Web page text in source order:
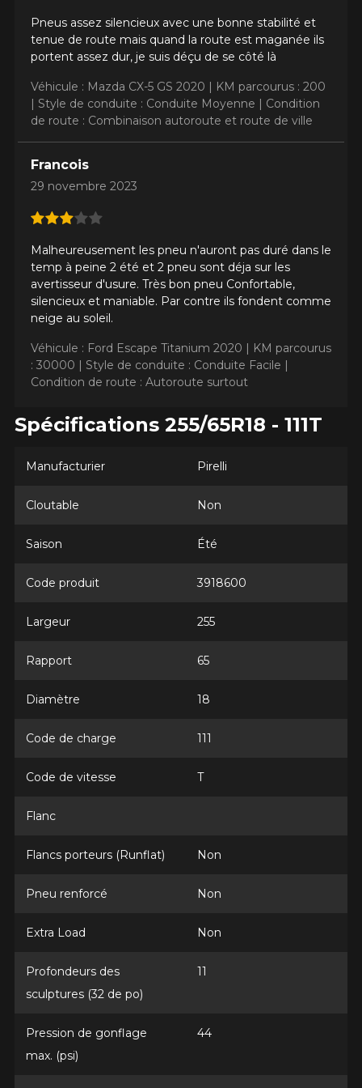
Pneus assez silencieux avec une bonne stabilité et
tenue de route mais quand la route est maganée ils
portent assez dur, je suis déçu de se côté là
Véhicule : Mazda CX-5 GS 2020 | KM parcourus : 200
| Style de conduite : Conduite Moyenne | Condition
de route : Combinaison autoroute et route de ville
Francois
29 novembre 2023
Malheureusement les pneu n'auront pas duré dans le
temp à peine 2 été et 2 pneu sont déja sur les
avertisseur d'usure. Très bon pneu Confortable,
silencieux et maniable. Par contre ils fondent comme
neige au soleil.
Véhicule : Ford Escape Titanium 2020 |
KM parcourus
: 30000 | Style de conduite : Conduite Facile |
Condition de route : Autoroute surtout
Spécifications 255/65R18 - 111T
Manufacturier Pirelli
Cloutable Non
Saison Été
Code produit 3918600
Largeur 255
Rapport 65
Diamètre 18
Code de charge 111
Code de vitesse T
Flanc
Flancs porteurs (Runflat) Non
Pneu renforcé Non
Extra Load Non
Profondeurs des
sculptures (32 de po)
11
Pression de gonflage
max. (psi)
44
AJOUTER UN AVIS
Votre avis concernant le
SCORPION AS PLUS 3
Année
Marque
Modèle
Option
KM parcourus